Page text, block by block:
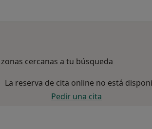
cercanas a tu búsqueda
La reserva de cita online no está
Pedir una cita